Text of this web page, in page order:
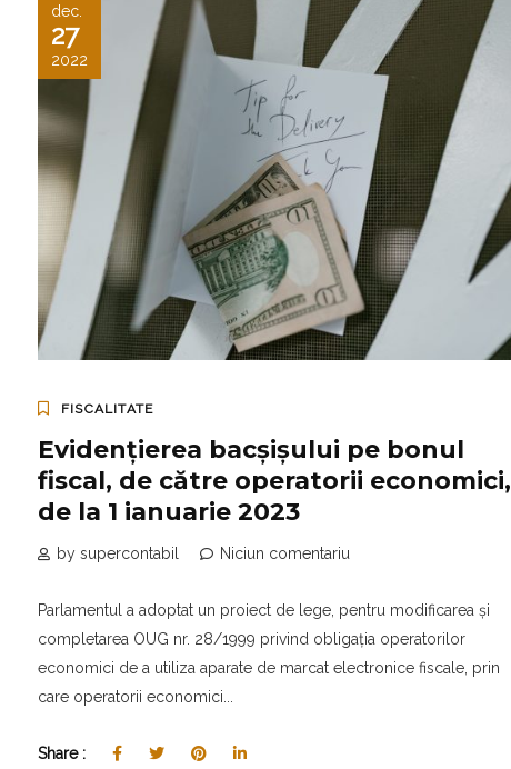
dec.
27
2022
FISCALITATE
Evidențierea bacșișului pe bonul
fiscal, de către operatorii economici,
de la 1 ianuarie 2023
by supercontabil Niciun comentariu
Parlamentul a adoptat un proiect de lege, pentru modificarea și
completarea OUG nr. 28/1999 privind obligația operatorilor
economici de a utiliza aparate de marcat electronice fiscale, prin
care operatorii economici...
Share :